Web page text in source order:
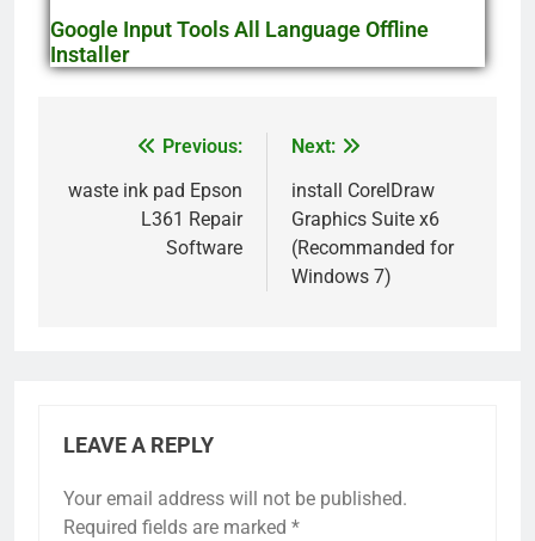
Google Input Tools All Language Offline
Installer
Previous:
waste ink pad Epson
L361 Repair
Software
Next:
install CorelDraw
Graphics Suite x6
(Recommanded for
Windows 7)
LEAVE A REPLY
Your email address will not be published.
Required fields are marked *